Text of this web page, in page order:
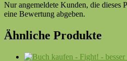
Nur angemeldete Kunden, die dieses
eine Bewertung abgeben.
Ähnliche Produkte